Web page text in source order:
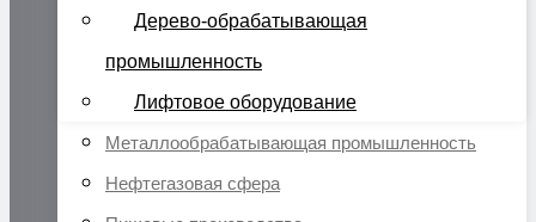
Дерево-обрабатывающая
промышленность
Лифтовое оборудование
Металлообрабатывающая промышленность
Нефтегазовая сфера